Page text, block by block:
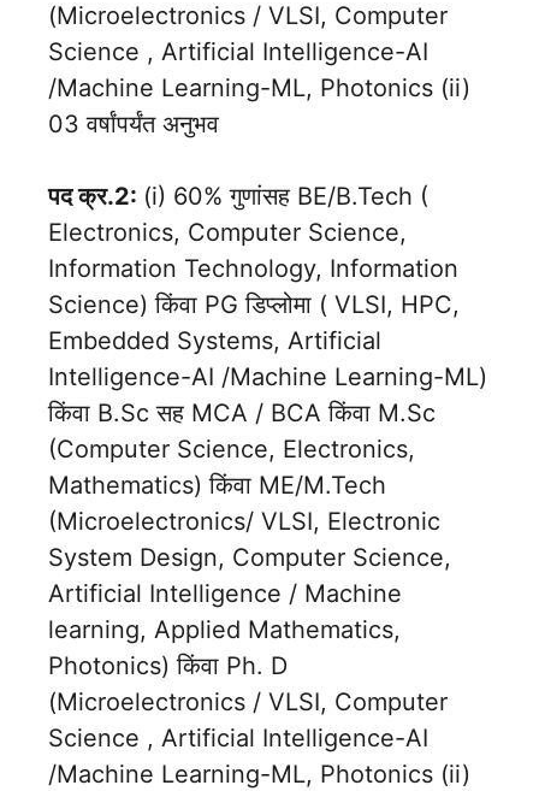
(Microelectronics / VLSI, Computer
Science , Artificial Intelligence-AI
/Machine Learning-ML, Photonics (ii)
03 वर्षांपर्यंत अनुभव
पद क्र.2: (i) 60% गुणांसह BE/B.Tech (
Electronics, Computer Science,
Information Technology, Information
Science) किंवा PG डिप्लोमा ( VLSI, HPC,
Embedded Systems, Artificial
Intelligence-AI /Machine Learning-ML)
किंवा B.Sc सह MCA / BCA किंवा M.Sc
(Computer Science, Electronics,
Mathematics) किंवा ME/M.Tech
(Microelectronics/ VLSI, Electronic
System Design, Computer Science,
Artificial Intelligence / Machine
learning, Applied Mathematics,
Photonics) किंवा Ph. D
(Microelectronics / VLSI, Computer
Science , Artificial Intelligence-AI
/Machine Learning-ML, Photonics (ii)